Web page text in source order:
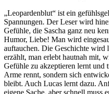
„Leopardenblut“ ist ein
Spannungen. Der Leser wird
Gefühle, die Sascha ganz neu
Humor, Liebe! Man wird
auftauchen. Die Geschichte wird
erzählt, man erlebt hautnah mit,
Gefühle zu akzeptieren lernt und
Arme rennt, sondern sich
bleibt. Auch Lucas lernt dazu.
eigene Sache, aber schnell muss